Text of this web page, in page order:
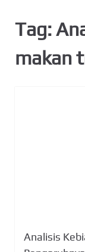
Tag:
makan
Analisis